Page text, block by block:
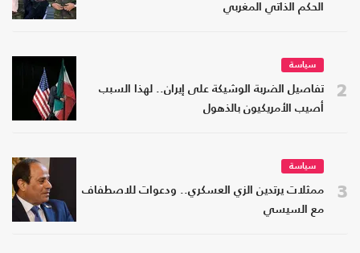
الحكم الذاتي المغربي
2
سياسة
تفاصيل الضربة الوشيكة على إيران.. لهذا السبب
أصيب الأمريكيون بالذهول
3
سياسة
ممثلات يرتدين الزي العسكري.. ودعوات للاصطفاف
مع السيسي